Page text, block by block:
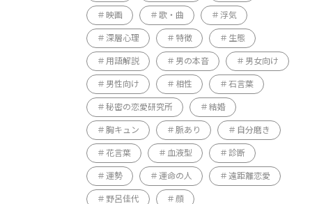
映画 歌・曲 浮気
深層心理 特徴 生態
用語解説 男の本音 男女向け
男性向け 相性 石言葉
秘密の恋愛研究所 結婚
胸キュン 脈あり 自分磨き
花言葉 血液型 診断
運勢 運命の人 遠距離恋愛
野呂佳代 顔